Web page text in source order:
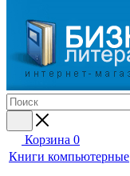
Корзина 0
Книги компьютерные